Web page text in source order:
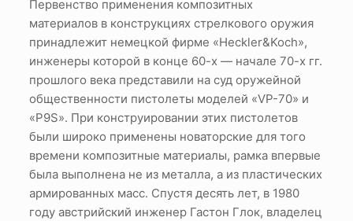
Первенство применения композитных
материалов в конструкциях стрелкового оружия
принадлежит немецкой фирме «Heckler&Koch»,
инженеры которой в конце 60-х — начале 70-х гг.
прошлого века представили на суд оружейной
общественности пистолеты моделей «VP-70» и
«P9S». При конструировании этих пистолетов
были широко применены новаторские для того
времени композитные материалы, рамка впервые
была выполнена не из металла, а из пластических
армированных масс. Спустя десять лет, в 1980
году австрийский инженер Гастон Глок, владелец